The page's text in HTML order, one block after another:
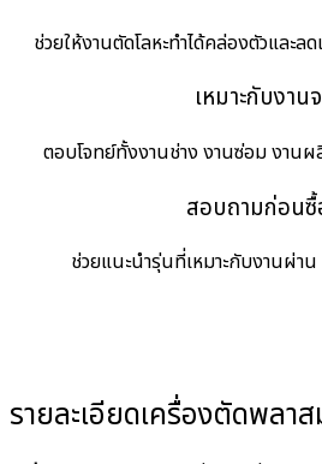
ช่วยให้งานตัดโลหะทำได้คล่องตัวและล
เหมาะกับงาน
ตอบโจทย์ทั้งงานช่าง งานซ่อม งานผ
สอบถามก่อนซื้
ช่วยแนะนำรุ่นที่เหมาะกับงานผ่า
รายละเอียดเครื่องตัดพลาส